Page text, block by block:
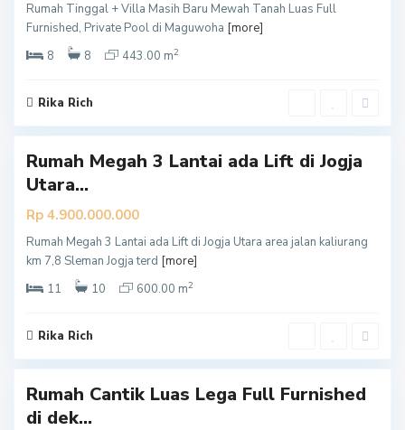
Rumah Tinggal + Villa Masih Baru Mewah Tanah Luas Full
Furnished, Private Pool di Maguwoha [more]
8
8 443.00 m2
Rika Rich
S
l
e
a
Rumah Megah 3 Lantai ada Lift di Jogja
Utara...
Rp 4.900.000.000
Rumah Megah 3 Lantai ada Lift di Jogja Utara area jalan kaliurang
km 7,8 Sleman Jogja terd [more]
11
10 600.00 m2
Rika Rich
S
l
e
a
Rumah Cantik Luas Lega Full Furnished
di dek...